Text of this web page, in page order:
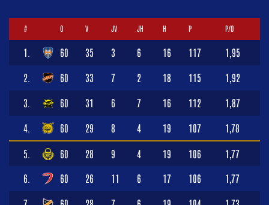
# O V JV JH H P P/O
1. 60 35 3 6 16 117 1,95
2. 60 33 7 2 18 115 1,92
3. 60 31 6 7 16 112 1,87
4. 60 29 8 4 19 107 1,78
5. 60 28 9 4 19 106 1,77
6. 60 26 11 6 17 106 1,77